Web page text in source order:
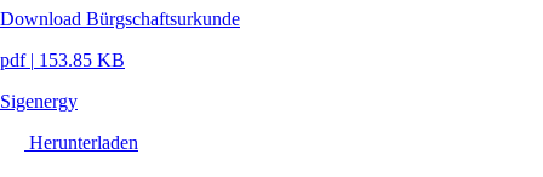
Download Bürgschaftsurkunde
pdf | 153.85 KB
Sigenergy
Herunterladen